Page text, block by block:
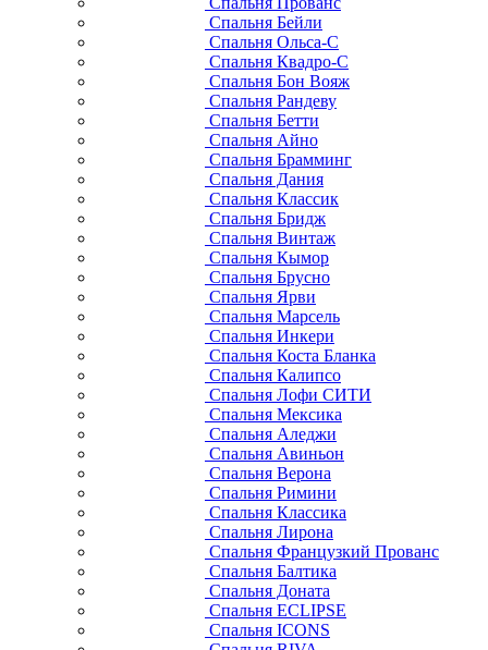
Спальня Бейли
Спальня Ольса-С
Спальня Квадро-С
Спальня Бон Вояж
Спальня Рандеву
Спальня Бетти
Спальня Айно
Спальня Брамминг
Спальня Дания
Спальня Классик
Спальня Бридж
Спальня Винтаж
Спальня Кымор
Спальня Брусно
Спальня Ярви
Спальня Марсель
Спальня Инкери
Спальня Коста Бланка
Спальня Калипсо
Спальня Лофи СИТИ
Спальня Мексика
Спальня Аледжи
Спальня Авиньон
Спальня Верона
Спальня Римини
Спальня Классика
Спальня Лирона
Спальня Французкий Прованс
Спальня Балтика
Спальня Доната
Спальня ECLIPSE
Спальня ICONS